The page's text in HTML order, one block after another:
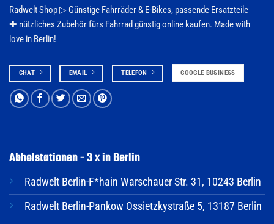
Radwelt Shop ▷ Günstige Fahrräder & E-Bikes, passende Ersatzteile
✚ nützliches Zubehör fürs Fahrrad günstig online kaufen. Made with
love in Berlin!
CHAT EMAIL TELEFON GOOGLE BUSINESS
Abholstationen - 3 x in Berlin
Radwelt Berlin-F*hain Warschauer Str. 31, 10243 Berlin
Radwelt Berlin-Pankow Ossietzkystraße 5, 13187 Berlin